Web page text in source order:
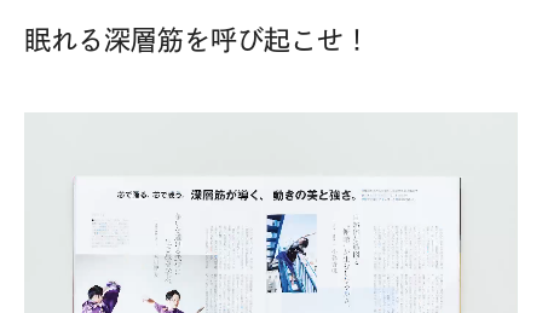
眠れる深層筋を呼び起こせ！